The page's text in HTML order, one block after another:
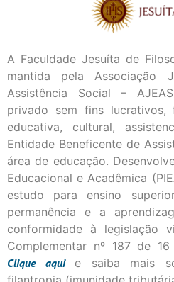
A Faculdade Jesuíta de
mantida pela Associação
Assistência Social –
privado sem fins lucrativos,
educativa, cultural,
Entidade Beneficente de
área de educação.
Educacional e Acadêmica
estudo para ensino
permanência e a
conformidade à legislação
Complementar nº 187 de
Cliqueaqui
e saiba mais